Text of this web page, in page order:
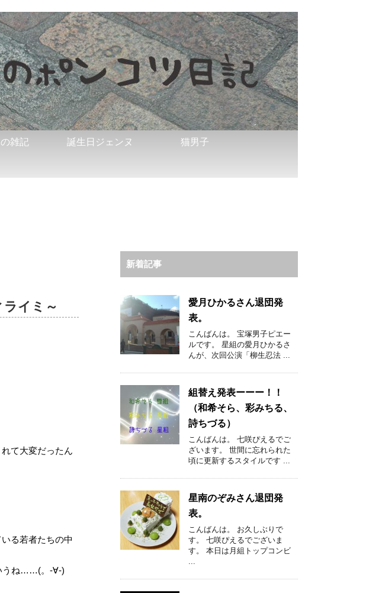
雑記 誕生日ジェンヌ 猫男子
ライミ～
て大変だったん
る若者たちの中
うね……(。-∀-)
新着記事
愛月ひかるさん退団発
表。
こんばんは。 宝塚男子ピエー
ルです。 星組の愛月ひかるさ
んが、次回公演「柳生忍法 ...
組替え発表ーーー！！
（和希そら、彩みちる、
詩ちづる）
こんばんは。 七咲ぴえるでご
ざいます。 世間に忘れられた
頃に更新するスタイルです ...
星南のぞみさん退団発
表。
こんばんは。 お久しぶりで
す。 七咲ぴえるでございま
す。 本日は月組トップコンビ
...